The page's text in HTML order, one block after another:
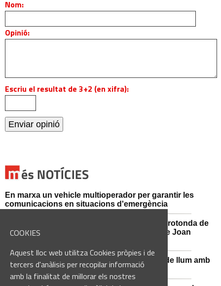
COOKIES
Aquest lloc web utilitza Cookies pròpies i de
tercers d'anàlisis per recopilar informació
amb la finalitat de millorar els nostres
Nom:
Opinió:
Escriu el resultat de 3+2 (en xifra):
En marxa un vehicle multioperador per garantir les
comunicacions en situacions d'emergència
Afectacions al trànsit aquest divendres a la rotonda de
l'Avinguda dels Dolors amb el carrer Alcalde Joan
Sant Vicenç de Castellet renova 570 punts de llum amb
tecnologia LED